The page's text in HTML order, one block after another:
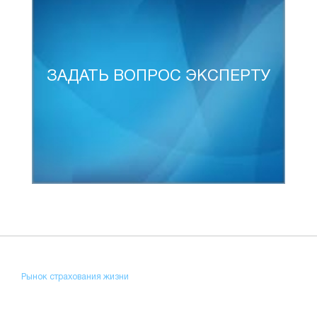
ЗАДАТЬ ВОПРОС ЭКСПЕРТУ
Рынок страхования жизни